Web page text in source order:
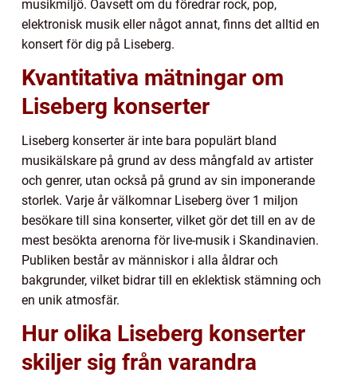
musikmiljö. Oavsett om du föredrar rock, pop,
elektronisk musik eller något annat, finns det alltid en
konsert för dig på Liseberg.
Kvantitativa mätningar om
Liseberg konserter
Liseberg konserter är inte bara populärt bland
musikälskare på grund av dess mångfald av artister
och genrer, utan också på grund av sin imponerande
storlek. Varje år välkomnar Liseberg över 1 miljon
besökare till sina konserter, vilket gör det till en av de
mest besökta arenorna för live-musik i Skandinavien.
Publiken består av människor i alla åldrar och
bakgrunder, vilket bidrar till en eklektisk stämning och
en unik atmosfär.
Hur olika Liseberg konserter
skiljer sig från varandra